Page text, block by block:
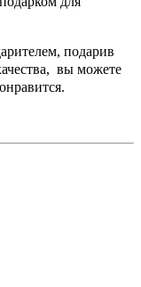
подарив
вы можете